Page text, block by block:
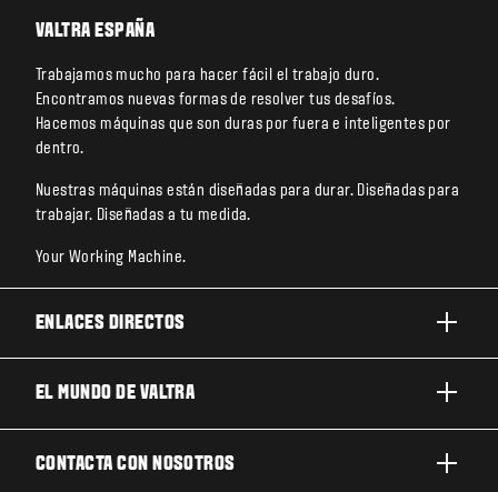
VALTRA ESPAÑA
Trabajamos mucho para hacer fácil el trabajo duro.
Encontramos nuevas formas de resolver tus desafíos.
Hacemos máquinas que son duras por fuera e inteligentes por
dentro.
Nuestras máquinas están diseñadas para durar. Diseñadas para
trabajar. Diseñadas a tu medida.
Your Working Machine.
ENLACES DIRECTOS
TECNOLOGÍA
EL MUNDO DE VALTRA
CONTACTA CON NOSOTROS